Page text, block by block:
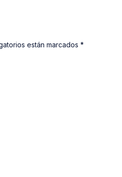
están marcados *